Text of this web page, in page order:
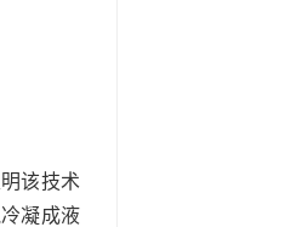
该技术
凝成液